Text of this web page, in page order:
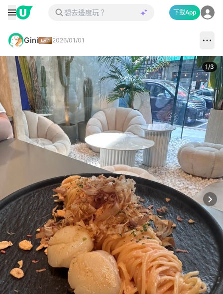
下載App
Gini 2026/01/01
1/3